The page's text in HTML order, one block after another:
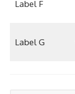
Label F
Label G